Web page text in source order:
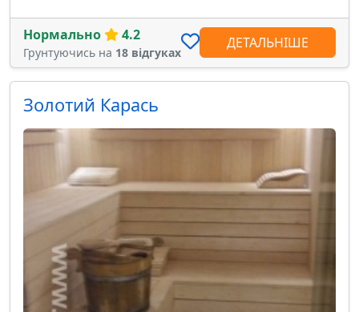
Нормально 4.2
Грунтуючись на 18 відгуках
ДЕТАЛЬНІШЕ
Золотий Карась